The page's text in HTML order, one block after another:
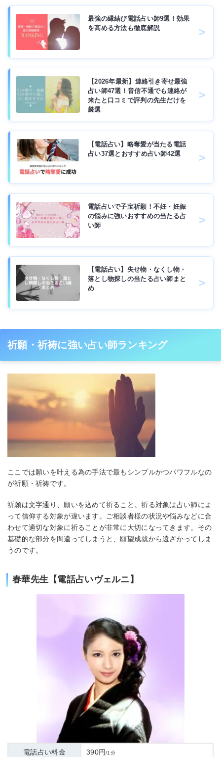
最強の縁結び電話占い師9選！効果
を高める方法も徹底解説
【2026年最新】連絡引き寄せ最強
占い師47選！音信不通でも連絡が
来たと口コミで評判の先生だけを
厳選
【電話占い】略奪愛が当たる電話
占い37選とおすすめ占い師42選
電話占いで子宝祈願！不妊・妊娠
の悩みに強いおすすめの当たる占
い師
【電話占い】失せ物・なくし物・
落とし物探しの当たる占い師まと
め
祈願・祈祷に強い占い師ランキング
ここでは願いを叶える為の手法で最もシンプルかつパワフルなの
が祈願・祈祷です。
祈願は文字通り、願いを込めて祈ること。祈る対象は占い師によ
って信仰する対象が違います。ご相談者様の状況や悩みなどに合
わせて適切な対象に祈ることが非常に大切になってきます。その
基礎的な部分を間違ってしまうと、願望成就から遠ざかってしま
うのです。
春華先生【電話占いヴェルニ】
電話占い料金 390円/1分